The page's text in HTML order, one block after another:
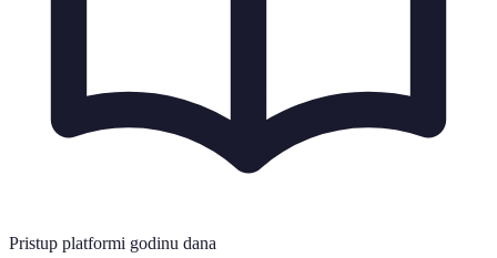
Pristup platformi godinu dana